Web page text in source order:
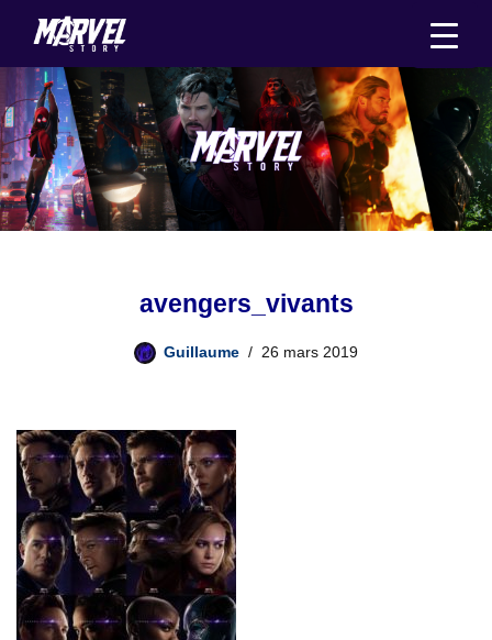
au
contenu
avengers_vivants
Guillaume 26 mars 2019